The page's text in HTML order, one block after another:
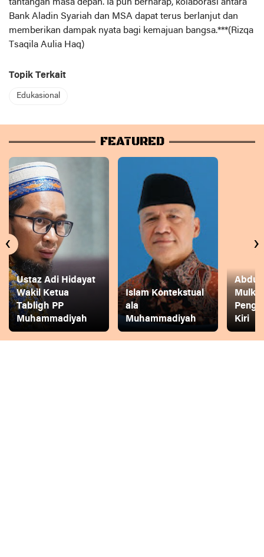
tantangan masa depan. Ia pun berharap, kolaborasi antara
Bank Aladin Syariah dan MSA dapat terus berlanjut dan
memberikan dampak nyata bagi kemajuan bangsa.***(Rizqa
Tsaqila Aulia Haq)
Topik Terkait
Edukasional
FEATURED
Ustaz Adi Hidayat
Wakil Ketua
Tabligh PP
Muhammadiyah
Islam Kontekstual
ala
Muhammadiyah
Abdul
Kiri
‹ ›